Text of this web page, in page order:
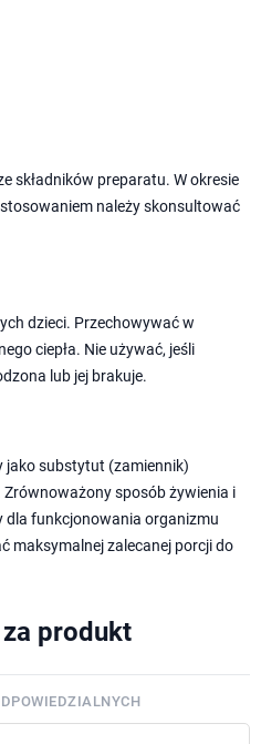
składników preparatu. W okresie
należy skonsultować
dzieci. Przechowywać w
ciepła. Nie używać, jeśli
lub jej brakuje.
jako substytut (zamiennik)
sposób żywienia i
dla funkcjonowania organizmu
maksymalnej zalecanej porcji do
produkt